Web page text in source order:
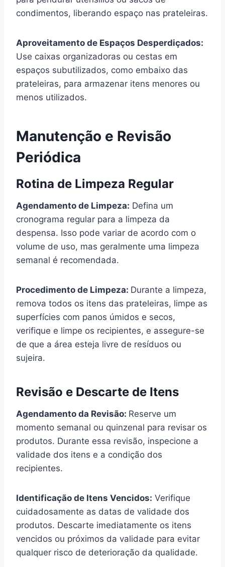
condimentos, liberando espaço nas prateleiras.
Aproveitamento de Espaços Desperdiçados:
Use caixas organizadoras ou cestas em
espaços subutilizados, como embaixo das
prateleiras, para armazenar itens menores ou
menos utilizados.
Manutenção e Revisão
Periódica
Rotina de Limpeza Regular
Agendamento de Limpeza: Defina um
cronograma regular para a limpeza da
despensa. Isso pode variar de acordo com o
volume de uso, mas geralmente uma limpeza
semanal é recomendada.
Procedimento de Limpeza: Durante a limpeza,
remova todos os itens das prateleiras, limpe as
superfícies com panos úmidos e secos,
verifique e limpe os recipientes, e assegure-se
de que a área esteja livre de resíduos ou
sujeira.
Revisão e Descarte de Itens
Agendamento da Revisão: Reserve um
momento semanal ou quinzenal para revisar os
produtos. Durante essa revisão, inspecione a
validade dos itens e a condição dos
recipientes.
Identificação de Itens Vencidos: Verifique
cuidadosamente as datas de validade dos
produtos. Descarte imediatamente os itens
vencidos ou próximos da validade para evitar
qualquer risco de deterioração da qualidade.